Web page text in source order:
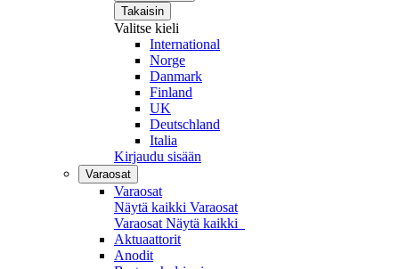
Takaisin
Valitse kieli
International
Norge
Danmark
Finland
UK
Deutschland
Italia
Kirjaudu sisään
Varaosat
Varaosat
Näytä kaikki Varaosat
Varaosat Näytä kaikki
Aktuaattorit
Anodit